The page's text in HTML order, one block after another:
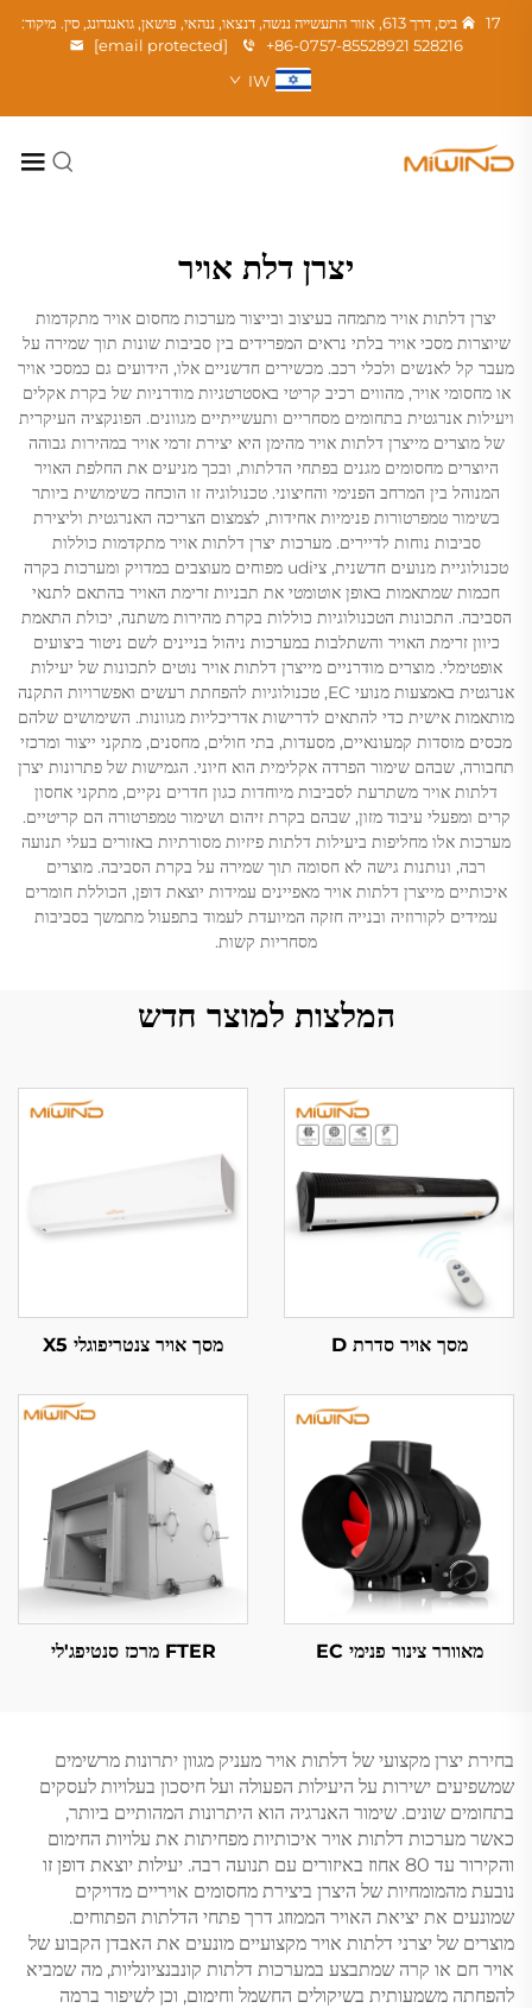
17 ביס, דרך 613, אזור התעשייה ננשה, דנצאו, ננהאי, פושאן, גואנגדונג, סין. מיקוד:
528216
+86-0757-85528921
[email protected]
IW
יצרן דלת אויר
יצרן דלתות אויר מתמחה בעיצוב ובייצור מערכות מחסום אויר מתקדמות
שיוצרות מסכי אויר בלתי נראים המפרידים בין סביבות שונות תוך שמירה על
מעבר קל לאנשים ולכלי רכב. מכשירים חדשניים אלו, הידועים גם כמסכי אויר
או מחסומי אויר, מהווים רכיב קריטי באסטרטגיות מודרניות של בקרת אקלים
ויעילות אנרגטית בתחומים מסחריים ותעשייתיים מגוונים. הפונקציה העיקרית
של מוצרים מייצרן דלתות אויר מהימן היא יצירת זרמי אויר במהירות גבוהה
היוצרים מחסומים מגנים בפתחי הדלתות, ובכך מניעים את החלפת האויר
המנוהל בין המרחב הפנימי והחיצוני. טכנולוגיה זו הוכחה כשימושית ביותר
בשימור טמפרטורות פנימיות אחידות, לצמצום הצריכה האנרגטית וליצירת
סביבות נוחות לדיירים. מערכות יצרן דלתות אויר מתקדמות כוללות
טכנולוגיית מנועים חדשנית, ציudi מפוחים מעוצבים במדויק ומערכות בקרה
חכמות שמתאמות באופן אוטומטי את תבניות זרימת האויר בהתאם לתנאי
הסביבה. התכונות הטכנולוגיות כוללות בקרת מהירות משתנה, יכולת התאמת
כיוון זרימת האויר והשתלבות במערכות ניהול בניינים לשם ניטור ביצועים
אופטימלי. מוצרים מודרניים מייצרן דלתות אויר נוטים לתכונות של יעילות
אנרגטית באמצעות מנועי EC, טכנולוגיות להפחתת רעשים ואפשרויות התקנה
מותאמות אישית כדי להתאים לדרישות אדריכליות מגוונות. השימושים שלהם
מכסים מוסדות קמעונאיים, מסעדות, בתי חולים, מחסנים, מתקני ייצור ומרכזי
תחבורה, שבהם שימור הפרדה אקלימית הוא חיוני. הגמישות של פתרונות יצרן
דלתות אויר משתרעת לסביבות מיוחדות כגון חדרים נקיים, מתקני אחסון
קרים ומפעלי עיבוד מזון, שבהם בקרת זיהום ושימור טמפרטורה הם קריטיים.
מערכות אלו מחליפות ביעילות דלתות פיזיות מסורתיות באזורים בעלי תנועה
רבה, ונותנות גישה לא חסומה תוך שמירה על בקרת הסביבה. מוצרים
איכותיים מייצרן דלתות אויר מאפיינים עמידות יוצאת דופן, הכוללת חומרים
עמידים לקורוזיה ובנייה חזקה המיועדת לעמוד בתפעול מתמשך בסביבות
מסחריות קשות.
המלצות למוצר חדש
מסך אויר סדרת D מסך אויר צנטריפוגלי X5
מאוורר צינור פנימי EC FTER מרכז סנטיפג'לי
בחירת יצרן מקצועי של דלתות אויר מעניק מגוון יתרונות מרשימים
שמשפיעים ישירות על היעילות הפעולה ועל חיסכון בעלויות לעסקים
בתחומים שונים. שימור האנרגיה הוא היתרונות המהותיים ביותר,
כאשר מערכות דלתות אויר איכותיות מפחיתות את עלויות החימום
והקירור עד 80 אחוז באיזורים עם תנועה רבה. יעילות יוצאת דופן זו
נובעת מהמומחיות של היצרן ביצירת מחסומים אויריים מדויקים
שמונעים את יציאת האויר הממוזג דרך פתחי הדלתות הפתוחים.
מוצרים של יצרני דלתות אויר מקצועיים מונעים את האבדן הקבוע של
אויר חם או קרה שמתבצע במערכות דלתות קונבנציונליות, מה שמביא
להפחתה משמעותית בשיקולים החשמל וחימום, וכן לשיפור ברמה